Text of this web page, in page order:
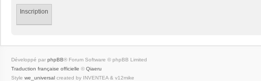
Inscription
Développé par phpBB® Forum Software © phpBB Limited
Traduction française officielle © Qiaeru
Style we_universal created by INVENTEA & v12mike